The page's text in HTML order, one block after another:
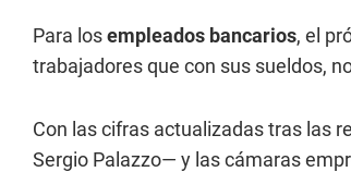
Para losempleados bancarios, el
trabajadores que con sus sueldos,
Con las cifras actualizadas tras las
Sergio Palazzo— y las cámaras